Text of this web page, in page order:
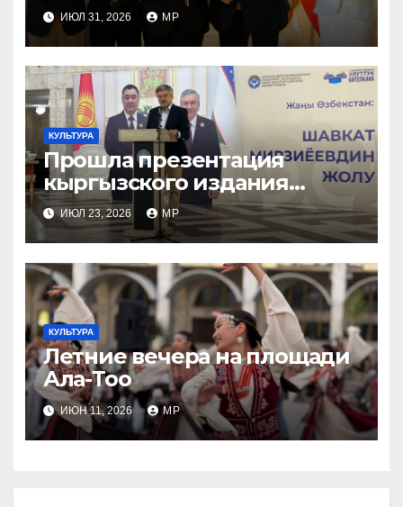
ИЮЛ 31, 2026 MP
КУЛЬТУРА
Прошла презентация
кыргызского издания
книги «Новый Узбекистан:
путь Шавката Мирзиеева»
ИЮЛ 23, 2026 MP
КУЛЬТУРА
Летние вечера на площади
Ала-Тоо
ИЮН 11, 2026 MP